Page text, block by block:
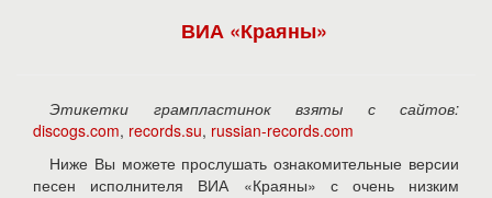
ВИА «Краяны»
Этикетки грампластинок взяты с сайтов:
discogs.com, records.su, russian-records.com
Ниже Вы можете прослушать ознакомительные версии
песен исполнителя ВИА «Краяны» с очень низким